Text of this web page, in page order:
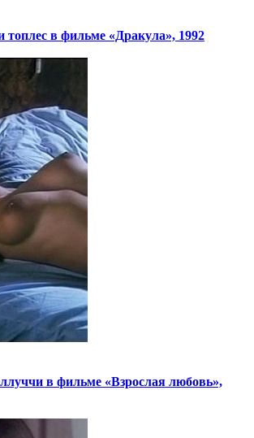
в фильме «Дракула», 1992
в фильме «Взрослая любовь»,